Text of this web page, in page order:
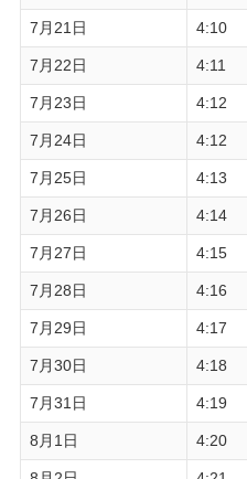
7月21日 4:10
7月22日 4:11
7月23日 4:12
7月24日 4:12
7月25日 4:13
7月26日 4:14
7月27日 4:15
7月28日 4:16
7月29日 4:17
7月30日 4:18
7月31日 4:19
8月1日 4:20